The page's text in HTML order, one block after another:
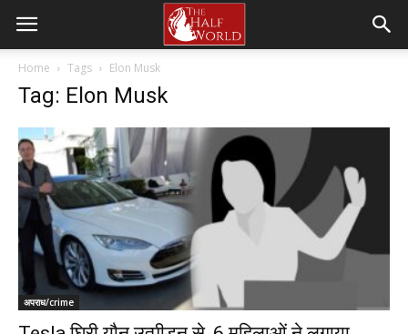
Home Tags Elon Musk
Tag: Elon Musk
अपराध/crime